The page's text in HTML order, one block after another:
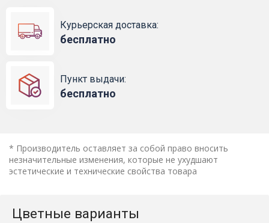
Курьерская доставка:
бесплатно
Пункт выдачи:
бесплатно
* Производитель оставляет за собой право вносить
незначительные изменения, которые не ухудшают
эстетические и технические свойства товара
Цветные варианты